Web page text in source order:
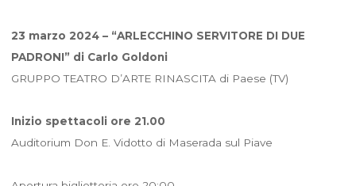
23 marzo 2024 – “ARLECCHINO SERVITORE DI DUE
PADRONI” di Carlo Goldoni
GRUPPO TEATRO D’ARTE RINASCITA di Paese (TV)
Inizio spettacoli ore 21.00
Auditorium Don E. Vidotto di Maserada sul Piave